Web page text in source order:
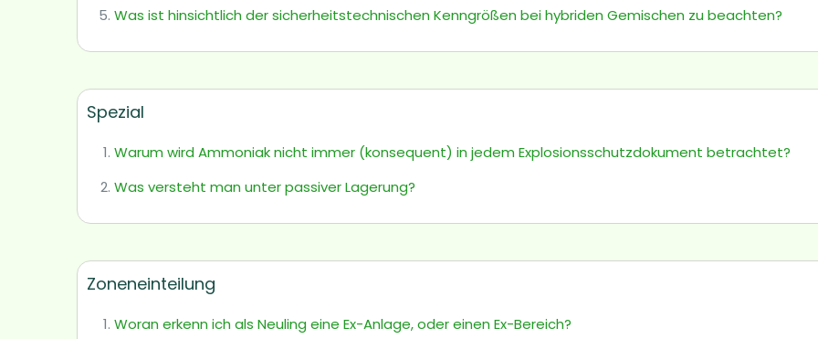
Was ist hinsichtlich der sicherheitstechnischen Kenngrößen bei hybriden Gemischen zu beachten?
Spezial
Warum wird Ammoniak nicht immer (konsequent) in jedem Explosionsschutzdokument betrachtet?
Was versteht man unter passiver Lagerung?
Zoneneinteilung
Woran erkenn ich als Neuling eine Ex-Anlage, oder einen Ex-Bereich?